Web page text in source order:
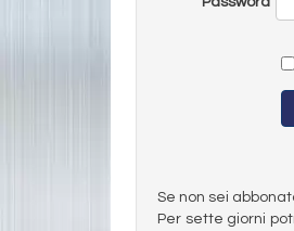
Se non sei
Per sette giorni